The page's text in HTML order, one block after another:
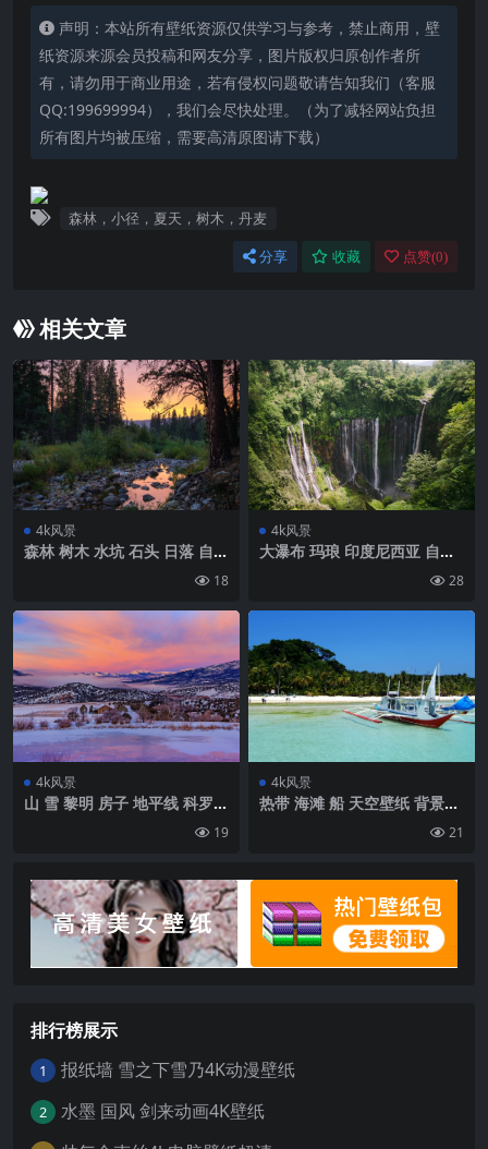
声明：本站所有壁纸资源仅供学习与参考，禁止商用，壁
纸资源来源会员投稿和网友分享，图片版权归原创作者所
有，请勿用于商业用途，若有侵权问题敬请告知我们（客服
QQ:199699994），我们会尽快处理。（为了减轻网站负担
所有图片均被压缩，需要高清原图请下载）
森林，小径，夏天，树木，丹麦
分享 收藏 点赞(0)
相关文章
4k风景
森林 树木 水坑 石头 日落 自然
18
4k风景
大瀑布 玛琅 印度尼西亚 自然
28
4k风景
山 雪 黎明 房子 地平线 科罗拉
19
4k风景
热带 海滩 船 天空壁纸 背景4k
21
排行榜展示
1 报纸墙 雪之下雪乃4K动漫壁纸
2 水墨 国风 剑来动画4K壁纸